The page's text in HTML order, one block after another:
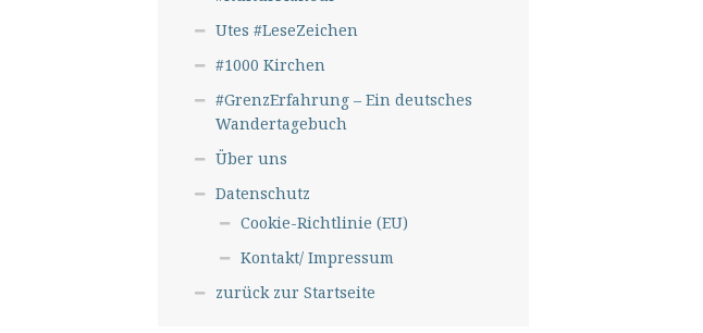
Utes #LeseZeichen
#1000 Kirchen
#GrenzErfahrung – Ein deutsches
Wandertagebuch
Über uns
Datenschutz
Cookie-Richtlinie (EU)
Kontakt/ Impressum
zurück zur Startseite